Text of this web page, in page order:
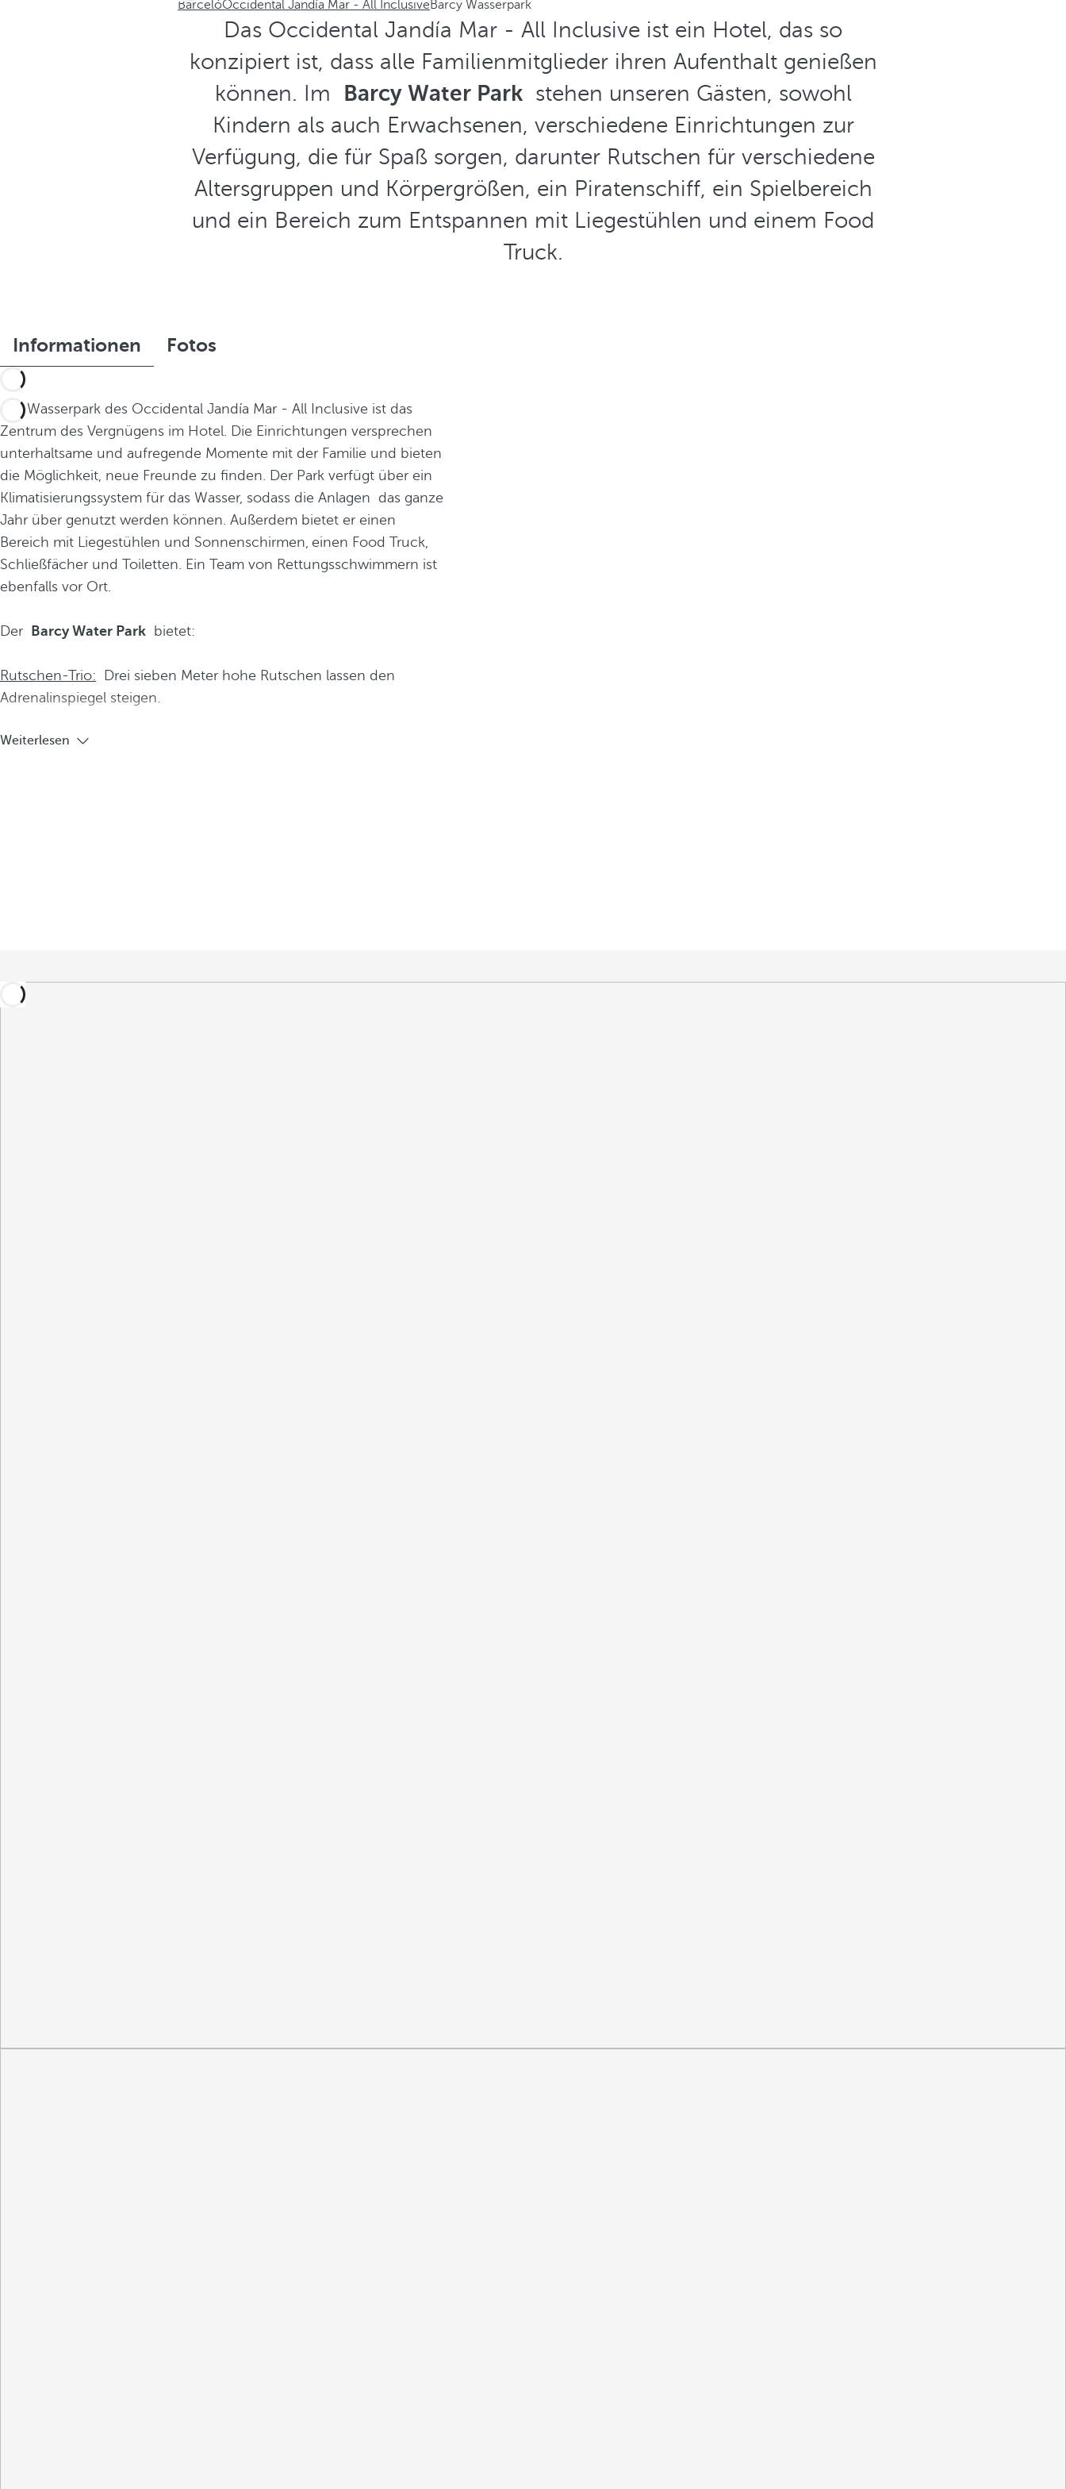
BarcelóOccidental Jandía Mar - All InclusiveBarcy Wasserpark
Das Occidental Jandía Mar - All Inclusive ist ein Hotel, das so
konzipiert ist, dass alle Familienmitglieder ihren Aufenthalt genießen
können. Im Barcy Water Parkstehen unseren Gästen, sowohl
Kindern als auch Erwachsenen, verschiedene Einrichtungen zur
Verfügung, die für Spaß sorgen, darunter Rutschen für verschiedene
Altersgruppen und Körpergrößen, ein Piratenschiff, ein Spielbereich
und ein Bereich zum Entspannen mit Liegestühlen und einem Food
Truck.
Informationen Fotos
Der Wasserpark des Occidental Jandía Mar - All Inclusive ist das
Zentrum des Vergnügens im Hotel. Die Einrichtungen versprechen
unterhaltsame und aufregende Momente mit der Familie und bieten
die Möglichkeit, neue Freunde zu finden. Der Park verfügt über ein
Klimatisierungssystem für das Wasser, sodass die Anlagen das ganze
Jahr über genutzt werden können. Außerdem bietet er einen
Bereich mit Liegestühlen und Sonnenschirmen, einen Food Truck,
Schließfächer und Toiletten. Ein Team von Rettungsschwimmern ist
ebenfalls vor Ort.
Der Barcy Water Park bietet:
Rutschen-Trio: Drei sieben Meter hohe Rutschen lassen den
Adrenalinspiegel steigen.
Weiterlesen